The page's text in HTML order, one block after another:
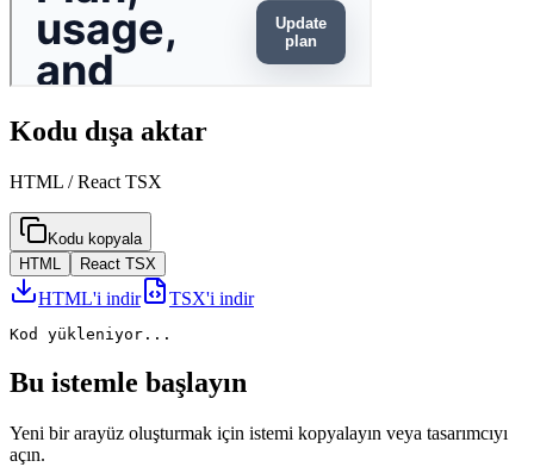
Kodu dışa aktar
HTML / React TSX
Kodu kopyala
HTML
React TSX
HTML'i indir TSX'i indir
Kod yükleniyor...
Bu istemle başlayın
Yeni bir arayüz oluşturmak için istemi kopyalayın veya tasarımcıyı
açın.